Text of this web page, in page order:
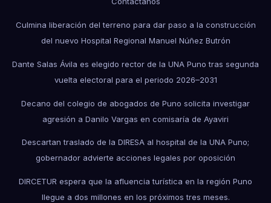
Culmina liberación del terreno para dar paso a la construcción
del nuevo Hospital Regional Manuel Núñez Butrón
Dante Salas Ávila es elegido rector de la UNA Puno tras segunda
vuelta electoral para el periodo 2026–2031
Decano del colegio de abogados de Puno solicita investigar
agresión a Danilo Vargas en comisaría de Ayaviri
Descartan traslado de la DIRESA al hospital de la UNA Puno;
gobernador advierte acciones legales por oposición
DIRCETUR espera que la afluencia turística en la región Puno
llegue a dos millones en los próximos tres meses.